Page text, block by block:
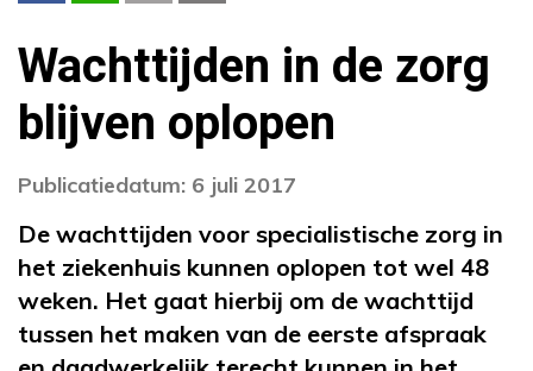
Wachttijden in de zorg
blijven oplopen
Publicatiedatum: 6 juli 2017
De wachttijden voor specialistische zorg in
het ziekenhuis kunnen oplopen tot wel 48
weken. Het gaat hierbij om de wachttijd
tussen het maken van de eerste afspraak